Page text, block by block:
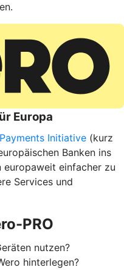
Europa
Initiative (kurz
Banken ins
europaweit einfacher zu
Services und
PRO
nutzen?
hinterlegen?